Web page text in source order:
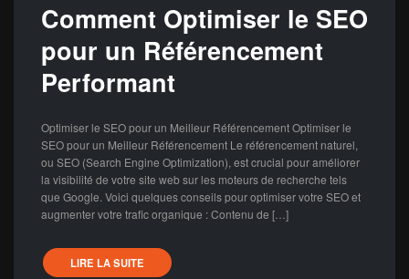
Comment Optimiser le SEO
pour un Référencement
Performant
Optimiser le SEO pour un Meilleur Référencement Optimiser le
SEO pour un Meilleur Référencement Le référencement naturel,
ou SEO (Search Engine Optimization), est crucial pour améliorer
la visibilité de votre site web sur les moteurs de recherche tels
que Google. Voici quelques conseils pour optimiser votre SEO et
augmenter votre trafic organique : Contenu de […]
LIRE LA SUITE